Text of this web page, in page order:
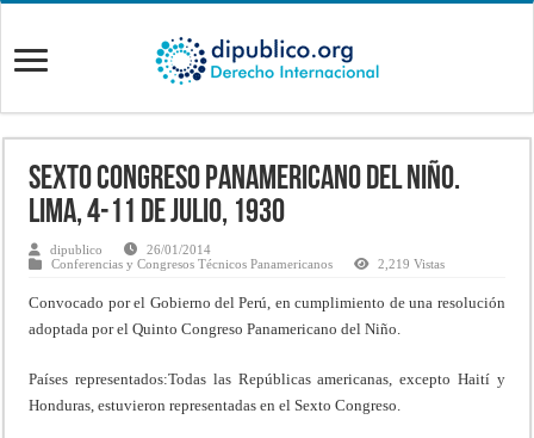
Sexto Congreso Panamericano del Niño.
Lima, 4-11 de Julio, 1930
dipublico
26/01/2014
Conferencias y Congresos Técnicos Panamericanos
2,219 Vistas
Convocado por el Gobierno del Perú, en cumplimiento de una resolución
adoptada por el Quinto Congreso Panamericano del Niño.
Países representados:Todas las Repúblicas americanas, excepto Haití y
Honduras, estuvieron representadas en el Sexto Congreso.